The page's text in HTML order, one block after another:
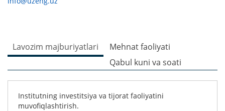
Lavozim majburiyatlari
Mehnat faoliyati
Qabul kuni va soati
Institutning investitsiya va tijorat faoliyatini
muvofiqlashtirish.